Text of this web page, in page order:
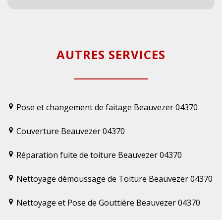
AUTRES SERVICES
Pose et changement de faitage Beauvezer 04370
Couverture Beauvezer 04370
Réparation fuite de toiture Beauvezer 04370
Nettoyage démoussage de Toiture Beauvezer 04370
Nettoyage et Pose de Gouttière Beauvezer 04370